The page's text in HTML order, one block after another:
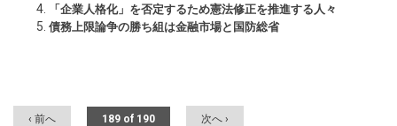
「企業人格化」を否定するため憲法修正を推進する人々
債務上限論争の勝ち組は金融市場と国防総省
‹ 前へ 189 of 190 次へ ›